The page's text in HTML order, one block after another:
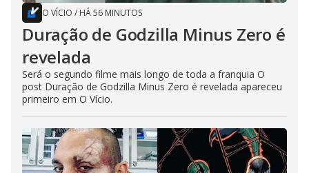
O VÍCIO / HÁ 56 MINUTOS
Duração de Godzilla Minus Zero é
revelada
Será o segundo filme mais longo de toda a franquia O
post Duração de Godzilla Minus Zero é revelada apareceu
primeiro em O Vício.